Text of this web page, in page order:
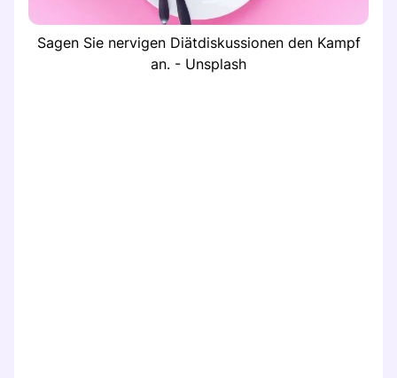
Sagen Sie nervigen Diätdiskussionen den Kampf
an. - Unsplash